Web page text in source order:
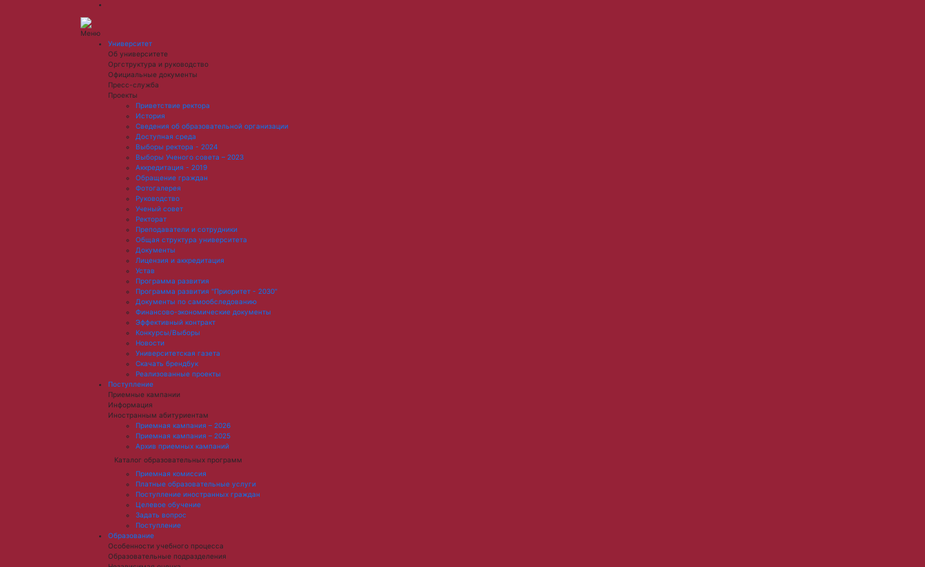
Меню
Университет
Об университете
Оргструктура и руководство
Официальные документы
Пресс-служба
Проекты
Приветствие ректора
История
Сведения об образовательной организации
Доступная среда
Выборы ректора - 2024
Выборы Ученого совета – 2023
Аккредитация - 2019
Обращение граждан
Фотогалерея
Руководство
Ученый совет
Ректорат
Преподаватели и сотрудники
Общая структура университета
Документы
Лицензия и аккредитация
Устав
Программа развития
Программа развития "Приоритет - 2030"
Документы по самообследованию
Финансово-экономические документы
Эффективный контракт
Конкурсы/Выборы
Новости
Университетская газета
Скачать брендбук
Реализованные проекты
Поступление
Приемные кампании
Информация
Иностранным абитуриентам
Приемная кампания – 2026
Приемная кампания – 2025
Архив приемных кампаний
Каталог образовательных программ
Приемная комиссия
Платные образовательные услуги
Поступление иностранных граждан
Целевое обучение
Задать вопрос
Поступление
Образование
Особенности учебного процесса
Образовательные подразделения